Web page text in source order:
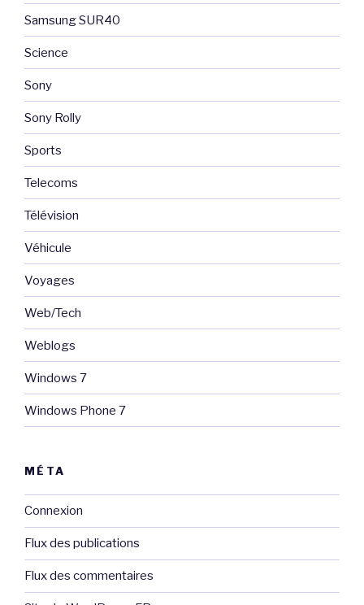
Samsung SUR40
Science
Sony
Sony Rolly
Sports
Telecoms
Télévision
Véhicule
Voyages
Web/Tech
Weblogs
Windows 7
Windows Phone 7
MÉTA
Connexion
Flux des publications
Flux des commentaires